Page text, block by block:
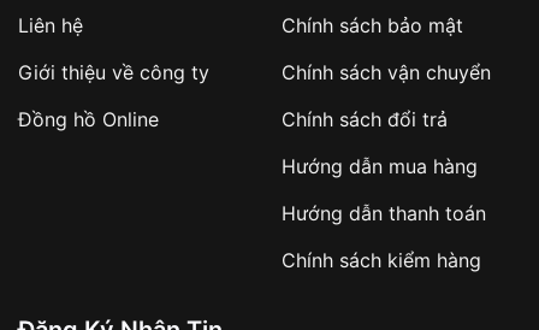
sản phẩm đặc biệt
hàng
Số tiền còn lại thanh toán khi nhận hàng hoặc
✔️ Đảm bảo xử lý đơn hàng nhanh chóng
✔️ Hạn chế tình trạng hủy đơn không mong
Liên hệ
Giới thiệu về công ty
Đồng hồ Online
Chính sách bảo mật
Chính sách vận chuyển
Chính sách đổi trả
Hướng dẫn mua hàng
Hướng dẫn thanh toán
Chính sách kiểm hàng